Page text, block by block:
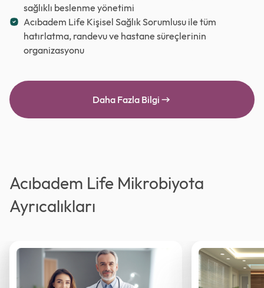
sağlıklı beslenme yönetimi
Acıbadem Life Kişisel Sağlık Sorumlusu ile tüm
hatırlatma, randevu ve hastane süreçlerinin
organizasyonu
Daha Fazla Bilgi
Acıbadem Life Mikrobiyota
Ayrıcalıkları